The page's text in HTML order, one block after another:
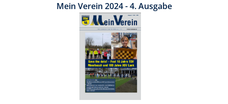
Mein Verein 2024 - 4. Ausgabe